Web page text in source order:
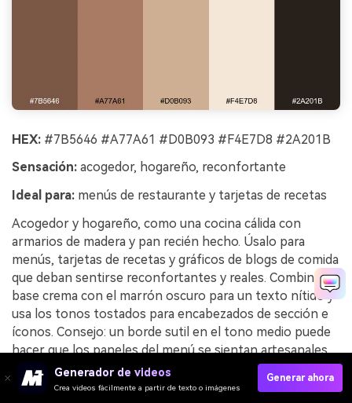
HEX: #7B5646 #A77A61 #D0B093 #F4E7D8 #2A201B
Sensación: acogedor, hogareño, reconfortante
Ideal para: menús de restaurante y tarjetas de recetas
Acogedor y hogareño, como una cocina cálida con
armarios de madera y pan recién hecho. Úsalo para
menús, tarjetas de recetas y gráficos de blogs de comida
que deban sentirse reconfortantes y reales. Combina la
base crema con el marrón oscuro para un texto nítido y
usa los tonos tostados para encabezados de sección e
íconos. Consejo: un borde sutil en el tono medio puede
hacer que los paneles del menú se sientan artesanales,
no encajonados.
Ejemplo de imagen de cocina junto al hogar generada
Generador de videos
Crea videos fácilmente a partir de texto o imágenes
Generar ahora